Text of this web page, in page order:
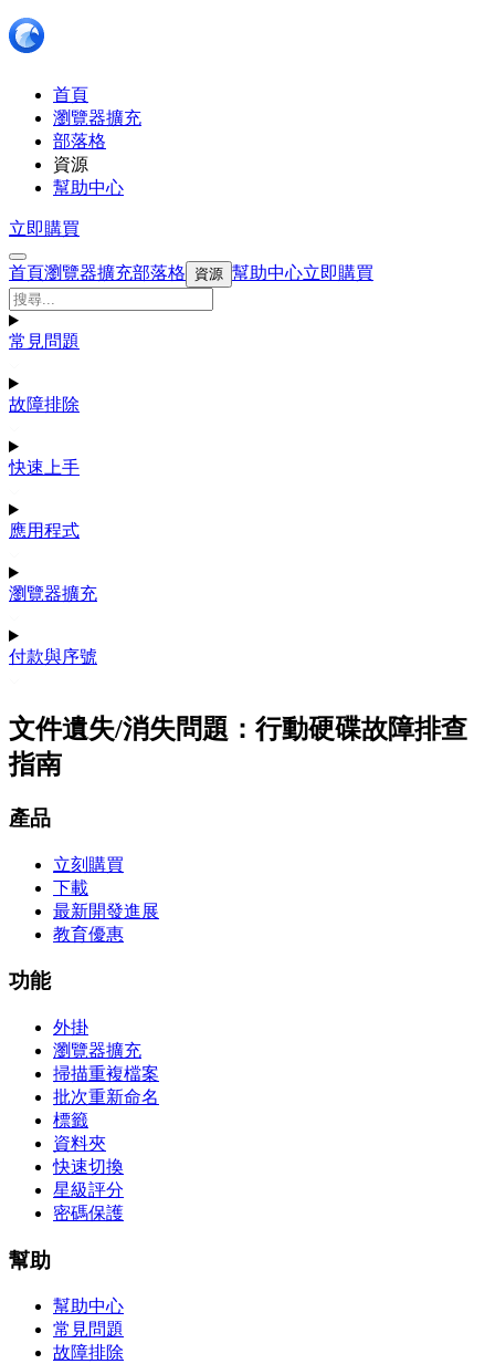
首頁
瀏覽器擴充
部落格
資源
幫助中心
立即購買
首頁瀏覽器擴充部落格 資源 幫助中心立即購買
常見問題
故障排除
快速上手
應用程式
瀏覽器擴充
付款與序號
文件遺失/消失問題：行動硬碟故障排查
指南
產品
立刻購買
下載
最新開發進展
教育優惠
功能
外掛
瀏覽器擴充
掃描重複檔案
批次重新命名
標籤
資料夾
快速切換
星級評分
密碼保護
幫助
幫助中心
常見問題
故障排除